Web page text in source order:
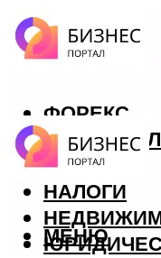
ФОРЕКС
БИЗНЕС
КРЕДИТЫ
НАЛОГИ
МЕНЮ